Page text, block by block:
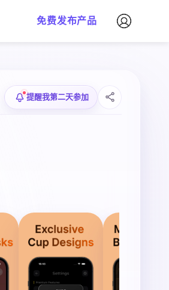
免费发布产品
提醒我第二天参加